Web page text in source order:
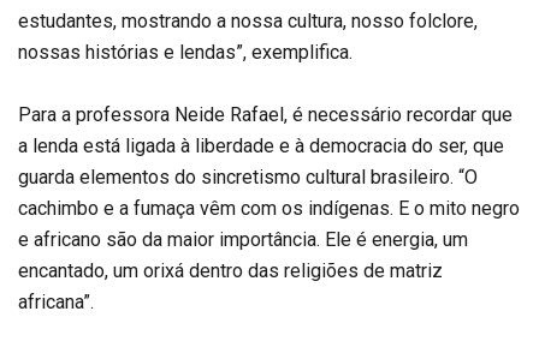
estudantes, mostrando a nossa cultura, nosso folclore,
nossas histórias e lendas”, exemplifica.
Para a professora Neide Rafael, é necessário recordar que
a lenda está ligada à liberdade e à democracia do ser, que
guarda elementos do sincretismo cultural brasileiro. “O
cachimbo e a fumaça vêm com os indígenas. E o mito negro
e africano são da maior importância. Ele é energia, um
encantado, um orixá dentro das religiões de matriz
africana”.